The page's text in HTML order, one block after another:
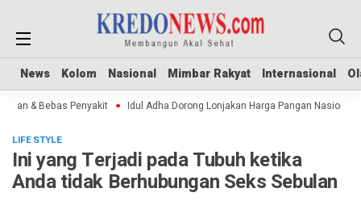
News Kolom Nasional Mimbar Rakyat Internasional
News Kolom Nasional Mimbar Rakyat Internasional
& Bebas Penyakit Idul Adha Dorong Lonjakan Harga Pangan Nasional
LIFE STYLE
Ini yang Terjadi pada Tubuh ketika
Anda tidak Berhubungan Seks Sebulan